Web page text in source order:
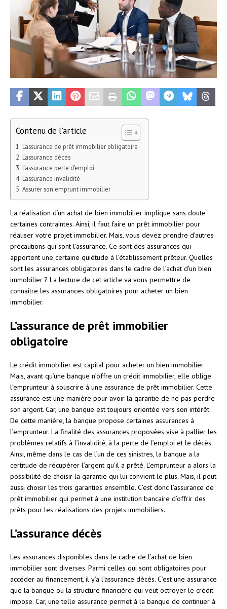
Contenu de l'article
L’assurance de prêt immobilier obligatoire
L’assurance décès
L’assurance perte d’emploi
L’assurance invalidité
Assurer son emprunt immobilier
La réalisation d’un achat de bien immobilier implique sans doute
certaines contraintes. Ainsi, il faut faire un prêt immobilier pour
réaliser votre projet immobilier. Mais, vous devez prendre d’autres
précautions qui sont l’assurance. Ce sont des assurances qui
apportent une certaine quiétude à l’établissement prêteur. Quelles
sont les assurances obligatoires dans le cadre de l’achat d’un bien
immobilier ? La lecture de cet article va vous permettre de
connaitre les assurances obligatoires pour acheter un bien
immobilier.
L’assurance de prêt immobilier
obligatoire
Le crédit immobilier est capital pour acheter un bien immobilier.
Mais, avant qu’une banque n’offre un crédit immobilier, elle oblige
l’emprunteur à souscrire à une assurance de prêt immobilier. Cette
assurance est une manière pour avoir la garantie de ne pas perdre
son argent. Car, une banque est toujours orientée vers son intérêt.
De cette manière, la banque propose certaines assurances à
l’emprunteur. La finalité des assurances proposées vise à pallier les
problèmes relatifs à l’invalidité, à la perte de l’emploi et le décès.
Ainsi, même dans le cas de l’un de ces sinistres, la banque a la
certitude de récupérer l’argent qu’il a prêté. L’emprunteur a alors la
possibilité de choisir la garantie qui lui convient le plus. Mais, il peut
aussi choisir les trois garanties ensemble. C’est donc l’assurance de
prêt immobilier qui permet à une institution bancaire d’offrir des
prêts pour les réalisations des projets immobiliers.
L’assurance décès
Les assurances disponibles dans le cadre de l’achat de bien
immobilier sont diverses. Parmi celles qui sont obligatoires pour
accéder au financement, il y’a l’assurance décès. C’est une assurance
que la banque ou la structure financière qui veut octroyer le crédit
impose. Car, une telle assurance permet à la banque de continuer à